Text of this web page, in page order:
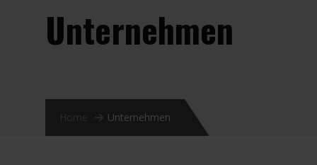
Unternehmen
Home Unternehmen